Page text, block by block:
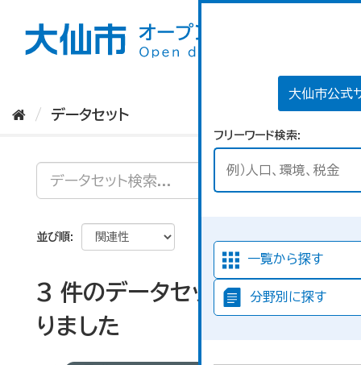
大仙市公式
フリーワード検索
一覧から探す
分野別に探す
データセット
並び順
3 件のデータセットが見つか
りました